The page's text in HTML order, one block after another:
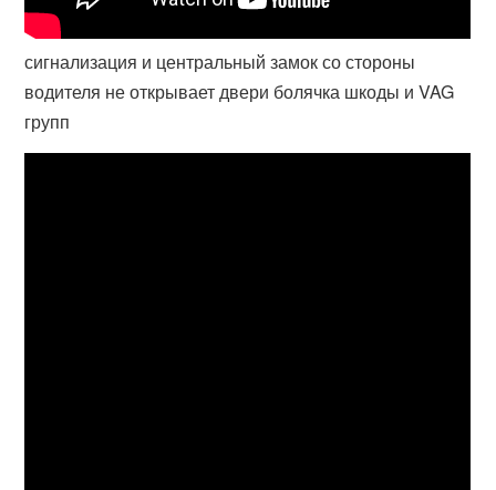
сигнализация и центральный замок со стороны
водителя не открывает двери болячка шкоды и VAG
групп